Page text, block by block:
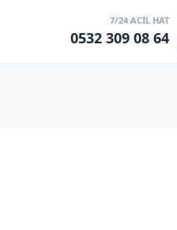
7/24 ACIL HAT
0532 309 08 64